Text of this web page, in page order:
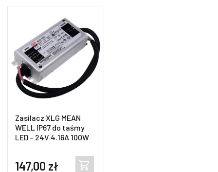
Zasilacz XLG MEAN
WELL IP67 do taśmy
LED – 24V 4.16A 100W
147,00 zł